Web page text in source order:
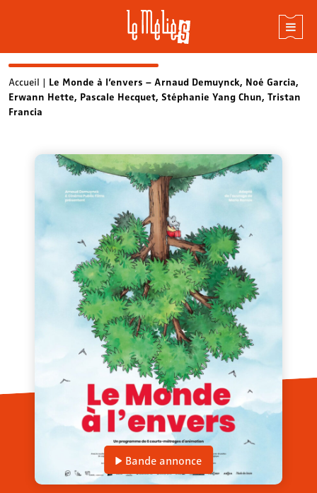
Skip
to
content
Accueil | Le Monde à l’envers – Arnaud Demuynck, Noé Garcia,
Erwann Hette, Pascale Hecquet, Stéphanie Yang Chun, Tristan
Francia
Bande annonce